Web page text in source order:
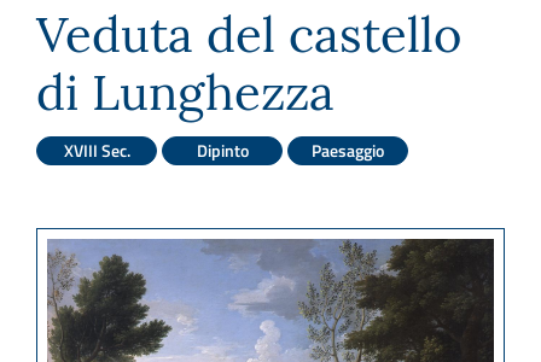
Veduta del castello
di Lunghezza
XVIII Sec. Dipinto Paesaggio